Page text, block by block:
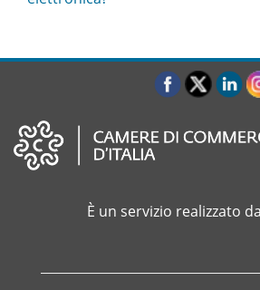
È un servizio realizzato da